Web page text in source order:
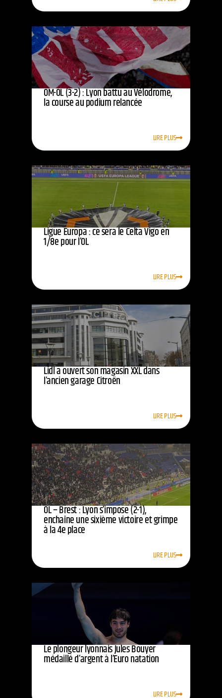
OM-OL (3-2) : Lyon battu au Vélodrome,
la course au podium relancée
LIRE PLUS
Ligue Europa : ce sera le Celta Vigo en
1/8e pour l’OL
LIRE PLUS
Lidl a ouvert son magasin XXL dans
l’ancien garage Citroën
LIRE PLUS
OL – Brest : Lyon s’impose (2-1),
enchaîne une sixième victoire et grimpe
à la 4e place
LIRE PLUS
Le plongeur lyonnais Jules Bouyer
médaillé d’argent à l’Euro natation
LIRE PLUS